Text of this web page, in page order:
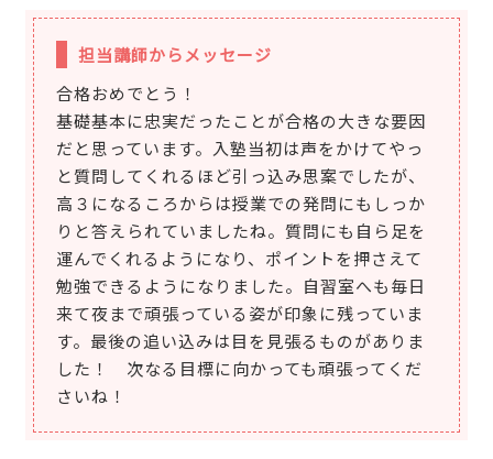
担当講師からメッセージ
合格おめでとう！
基礎基本に忠実だったことが合格の大きな要因
だと思っています。入塾当初は声をかけてやっ
と質問してくれるほど引っ込み思案でしたが、
高３になるころからは授業での発問にもしっか
りと答えられていましたね。質問にも自ら足を
運んでくれるようになり、ポイントを押さえて
勉強できるようになりました。自習室へも毎日
来て夜まで頑張っている姿が印象に残っていま
す。最後の追い込みは目を見張るものがありま
した！ 次なる目標に向かっても頑張ってくだ
さいね！